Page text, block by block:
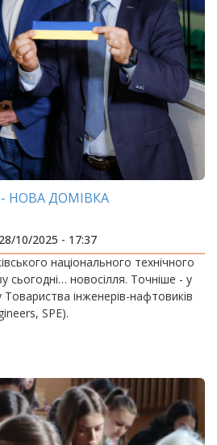
- НОВА ДОМІВКА
10/2025 - 17:37
національного технічного
сьогодні… новосілля. Точніше - у
інженерів-нафтовиків
SPE).